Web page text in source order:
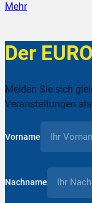
Mehr
Der
Melden Sie sich
Veranstaltungen
Vorname
Nachname